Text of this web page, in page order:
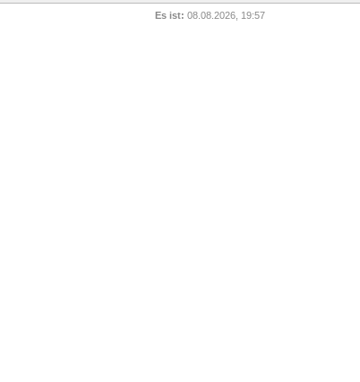
Es ist: 08.08.2026, 19:57